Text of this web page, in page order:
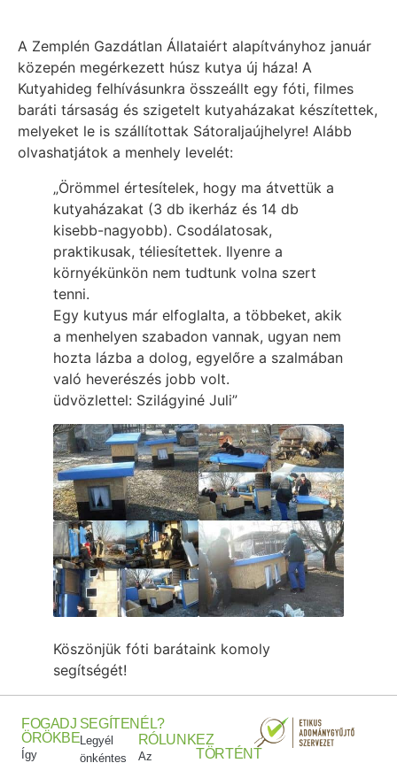
A Zemplén Gazdátlan Állataiért alapítványhoz január
közepén megérkezett húsz kutya új háza! A
Kutyahideg felhívásunkra összeállt egy fóti, filmes
baráti társaság és szigetelt kutyaházakat készítettek,
melyeket le is szállítottak Sátoraljaújhelyre! Alább
olvashatjátok a menhely levelét:
„Örömmel értesítelek, hogy ma átvettük a
kutyaházakat (3 db ikerház és 14 db
kisebb-nagyobb). Csodálatosak,
praktikusak, téliesítettek. Ilyenre a
környékünkön nem tudtunk volna szert
tenni.
Egy kutyus már elfoglalta, a többeket, akik
a menhelyen szabadon vannak, ugyan nem
hozta lázba a dolog, egyelőre a szalmában
való heverészés jobb volt.
üdvözlettel: Szilágyiné Juli”
Köszönjük fóti barátaink komoly
segítségét!
FOGADJ
ÖRÖKBE
Így
SEGÍTENÉL?
Legyél
önkéntes
RÓLUNK
Az
EZ
TÖRTÉNT